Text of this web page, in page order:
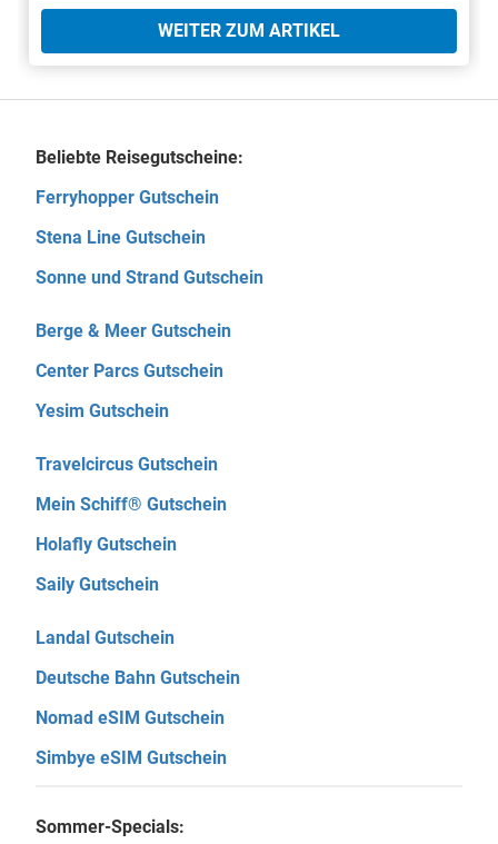
WEITER ZUM ARTIKEL
Beliebte Reisegutscheine:
Ferryhopper Gutschein
Stena Line Gutschein
Sonne und Strand Gutschein
Berge & Meer Gutschein
Center Parcs Gutschein
Yesim Gutschein
Travelcircus Gutschein
Mein Schiff® Gutschein
Holafly Gutschein
Saily Gutschein
Landal Gutschein
Deutsche Bahn Gutschein
Nomad eSIM Gutschein
Simbye eSIM Gutschein
Sommer-Specials: